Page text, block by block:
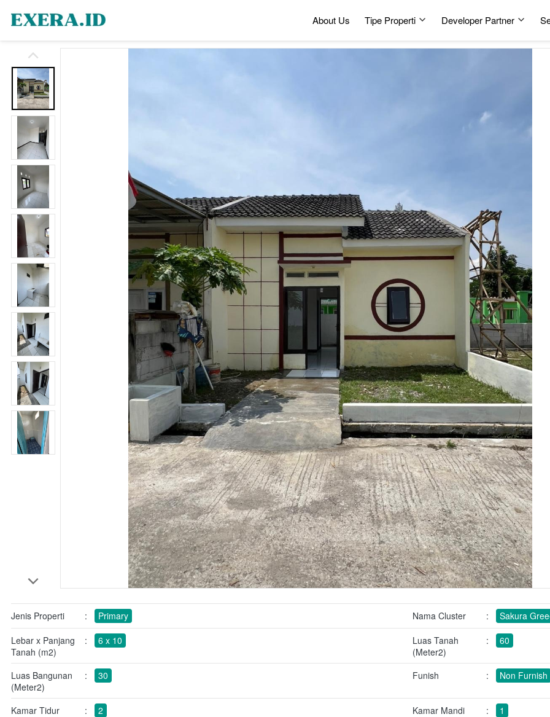
About Us Tipe Properti Developer Partner
Jenis Properti : Primary Nama Cluster :
Sakura
Lebar x Panjang
Tanah (m2)
: 6 x 10
Luas Tanah
(Meter2)
: 60
Luas Bangunan
(Meter2)
: 30 Funish : Non Furnish
Kamar Tidur : 2 Kamar Mandi :
1